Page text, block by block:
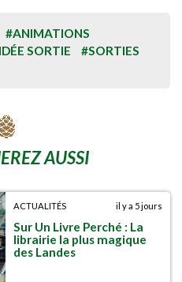
#ANIMATIONS
SORTIE
#SORTIES
AUSSI
ACTUALITÉS il y a 5 jours
Sur Un Livre Perché : La
librairie la plus magique
des Landes